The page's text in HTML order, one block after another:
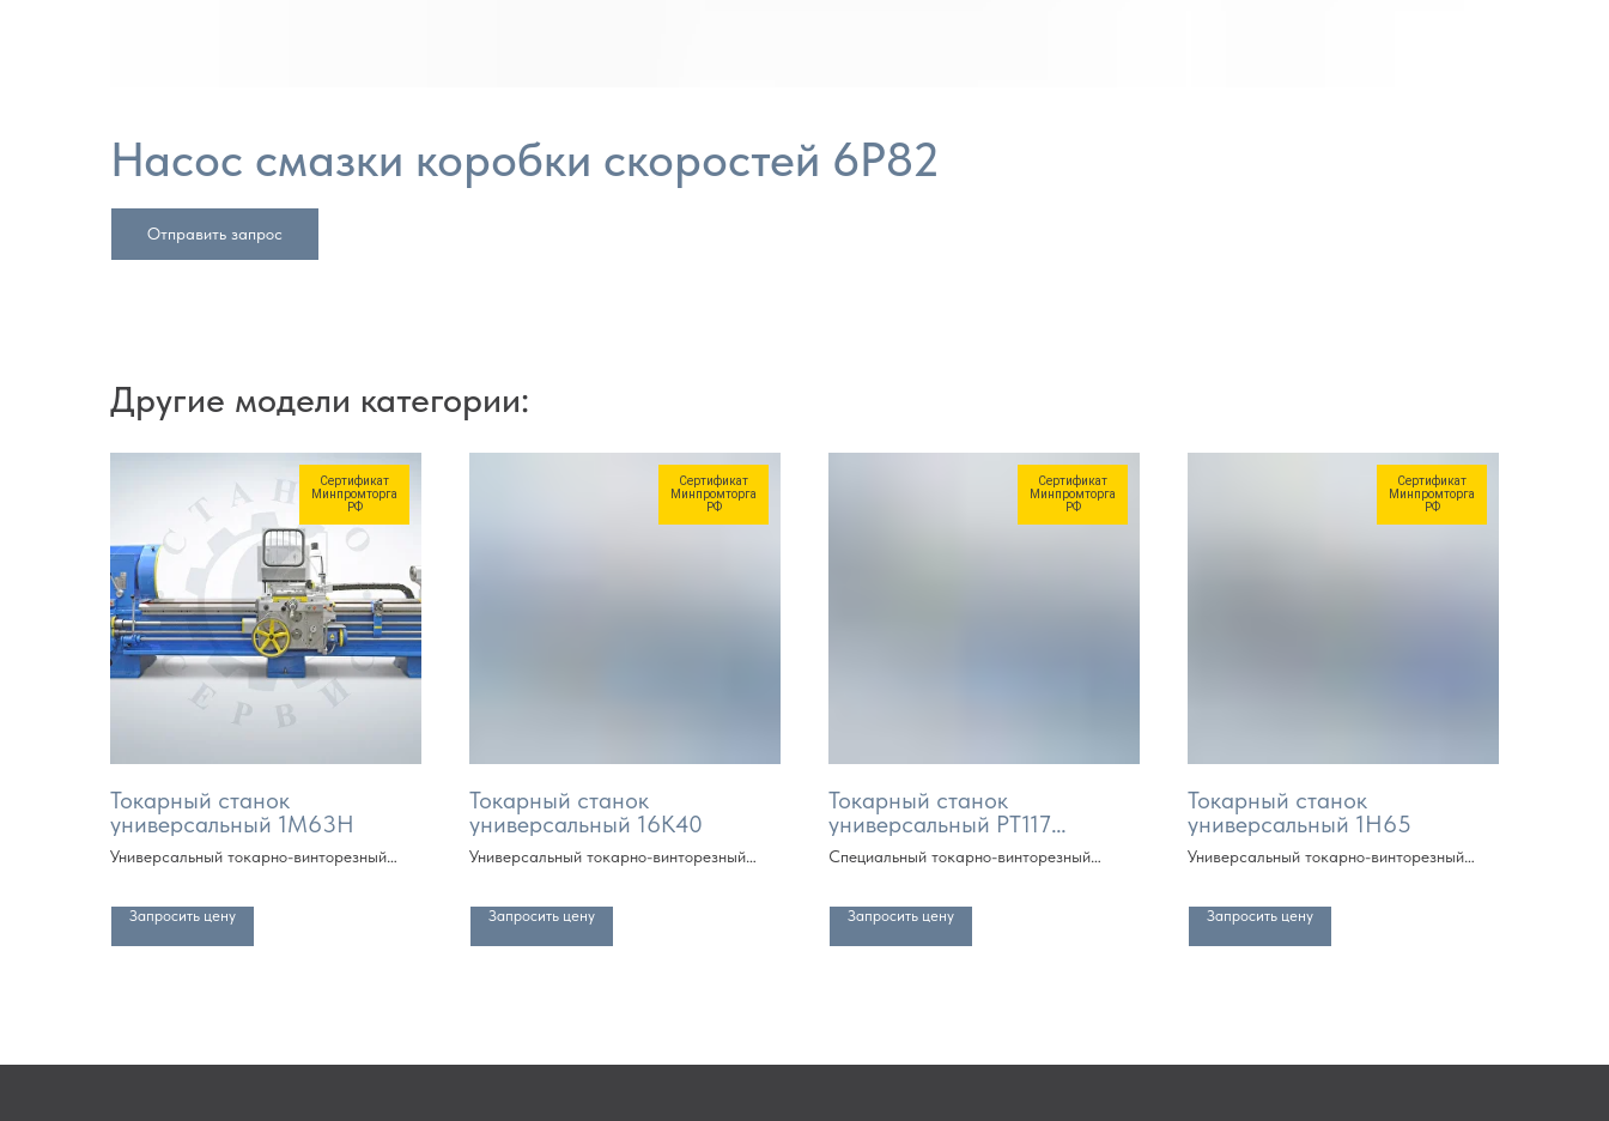
Насос смазки коробки скоростей 6Р82
Отправить запрос
Другие модели категории:
Сертификат
Минпромторга
РФ
Токарный станок
универсальный 1М63Н
Универсальный токарно-винторезный
Запросить цену
Сертификат
Минпромторга
РФ
Токарный станок
универсальный 16К40
Универсальный токарно-винторезный
Запросить цену
Сертификат
Минпромторга
РФ
Токарный станок
универсальный РТ117
(РТС117)
Специальный токарно-винторезный
Запросить цену
Сертификат
Минпромторга
РФ
Токарный станок
универсальный 1Н65
Универсальный токарно-винторезный
Запросить цену